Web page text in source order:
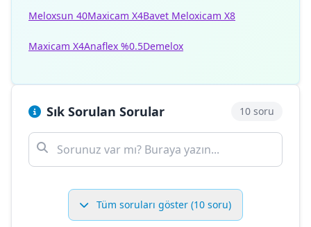
Meloxsun 40Maxicam X4Bavet Meloxicam X8
Maxicam X4Anaflex %0.5Demelox
Sık Sorulan Sorular 10 soru
Tüm soruları göster (10 soru)